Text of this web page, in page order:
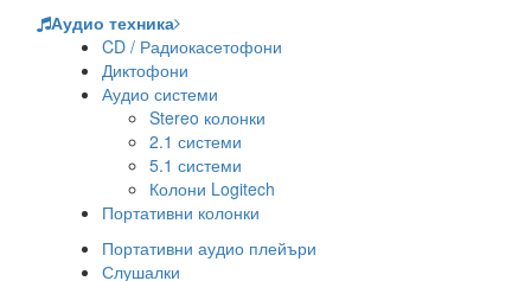
Аудио техника
CD / Радиокасетофони
Диктофони
Аудио системи
Stereo колонки
2.1 системи
5.1 системи
Колони Logitech
Портативни колонки
Портативни аудио плейъри
Слушалки